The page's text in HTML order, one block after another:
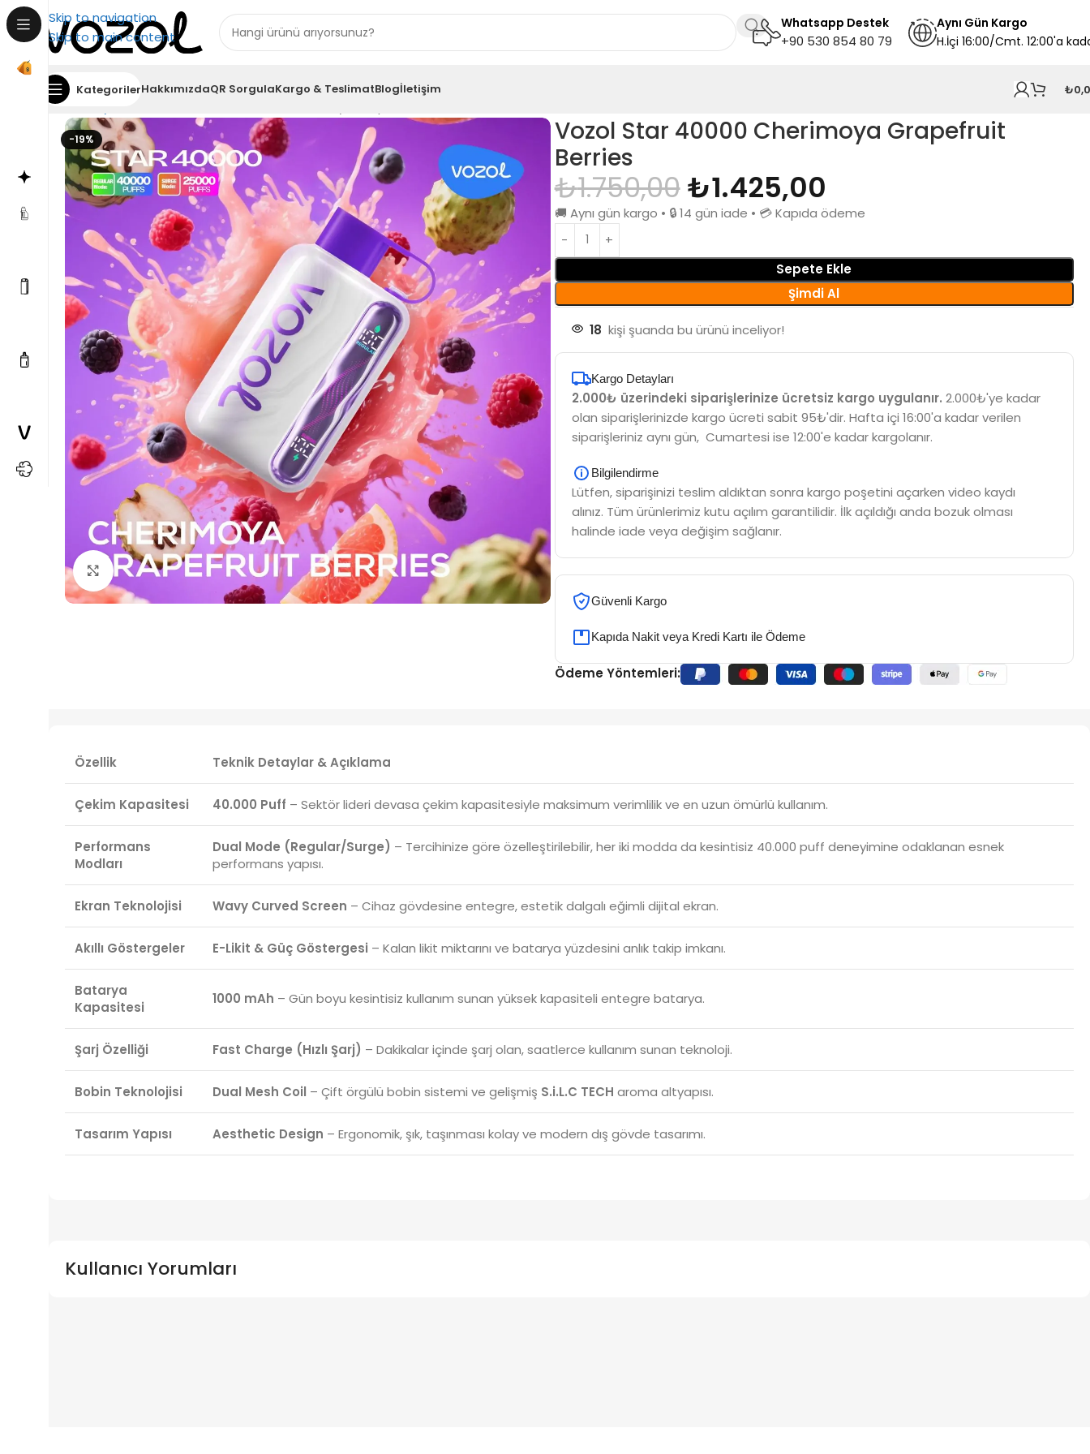
Skip to navigation
Skip to main content
Whatsapp Destek
+90 530 854 80 79
Aynı Gün Kargo
H.İçi 16:00/Cmt. 12:00'a
KategorilerHakkımızdaQR SorgulaKargo & TeslimatBlogİletişim ₺
Ana Sayfa
-19%
Büyütmek için tıkla
Vozol Star 40000 Cherimoya Grapefruit
Berries
₺1.750,00₺1.425,00
🚚 Aynı gün kargo • 🔒 14 gün iade • 💳 Kapıda ödeme
Sepete Ekle
Şimdi Al
18 kişi şuanda bu ürünü inceliyor!
Kargo Detayları
2.000₺ üzerindeki siparişlerinize ücretsiz kargo uygulanır. 2.000₺'ye kadar
olan siparişlerinizde kargo ücreti sabit 95₺'dir. Hafta içi 16:00'a kadar verilen
siparişleriniz aynı gün, Cumartesi ise 12:00'e kadar kargolanır.
Bilgilendirme
Lütfen, siparişinizi teslim aldıktan sonra kargo poşetini açarken video kaydı
alınız. Tüm ürünlerimiz kutu açılım garantilidir. İlk açıldığı anda bozuk olması
halinde iade veya değişim sağlanır.
Güvenli Kargo
Kapıda Nakit veya Kredi Kartı ile Ödeme
Ödeme Yöntemleri:
Özellik Teknik Detaylar & Açıklama
Çekim Kapasitesi 40.000 Puff – Sektör lideri devasa çekim kapasitesiyle maksimum verimlilik ve en uzun ömürlü kullanım.
Performans
Modları
Dual Mode (Regular/Surge) – Tercihinize göre özelleştirilebilir, her iki modda da kesintisiz 40.000 puff deneyimine odaklanan esnek
performans yapısı.
Ekran Teknolojisi Wavy Curved Screen – Cihaz gövdesine entegre, estetik dalgalı eğimli dijital ekran.
Akıllı Göstergeler E-Likit & Güç Göstergesi – Kalan likit miktarını ve batarya yüzdesini anlık takip imkanı.
Batarya
Kapasitesi
1000 mAh – Gün boyu kesintisiz kullanım sunan yüksek kapasiteli entegre batarya.
Şarj Özelliği Fast Charge (Hızlı Şarj) – Dakikalar içinde şarj olan, saatlerce kullanım sunan teknoloji.
Bobin Teknolojisi Dual Mesh Coil – Çift örgülü bobin sistemi ve gelişmiş S.i.L.C TECH aroma altyapısı.
Tasarım Yapısı Aesthetic Design – Ergonomik, şık, taşınması kolay ve modern dış gövde tasarımı.
Kullanıcı Yorumları